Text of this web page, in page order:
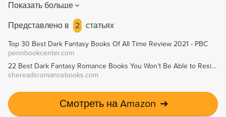
не ждет милости от богов, хотя у нее никогда и не было
выбора. Долг... Будущее всего королевства зависит от
Поппи, но сама она не знает, чего хочет на самом деле.
Потому что у Дев есть сердце. И душа. И желание. И
когда златоглазый гвардеец Хоук удостаивается чести
быть связанным с ней, Поппи понимает, что долг и
желанием и жаждой. Хоук разжигает ее злость,
заставляет сомневаться во всём, во что она верит, и
Показать больше
Представлено в
2 статьях
Top 30 Best Dark Fantasy Books Of All Time Review 2021 - PBC
pennbookcenter.com
22 Best Dark Fantasy Romance Books You Won’t Be Able to Resist – She Reads Romance Books
shereadsromancebooks.com
Смотреть на Amazon ➔